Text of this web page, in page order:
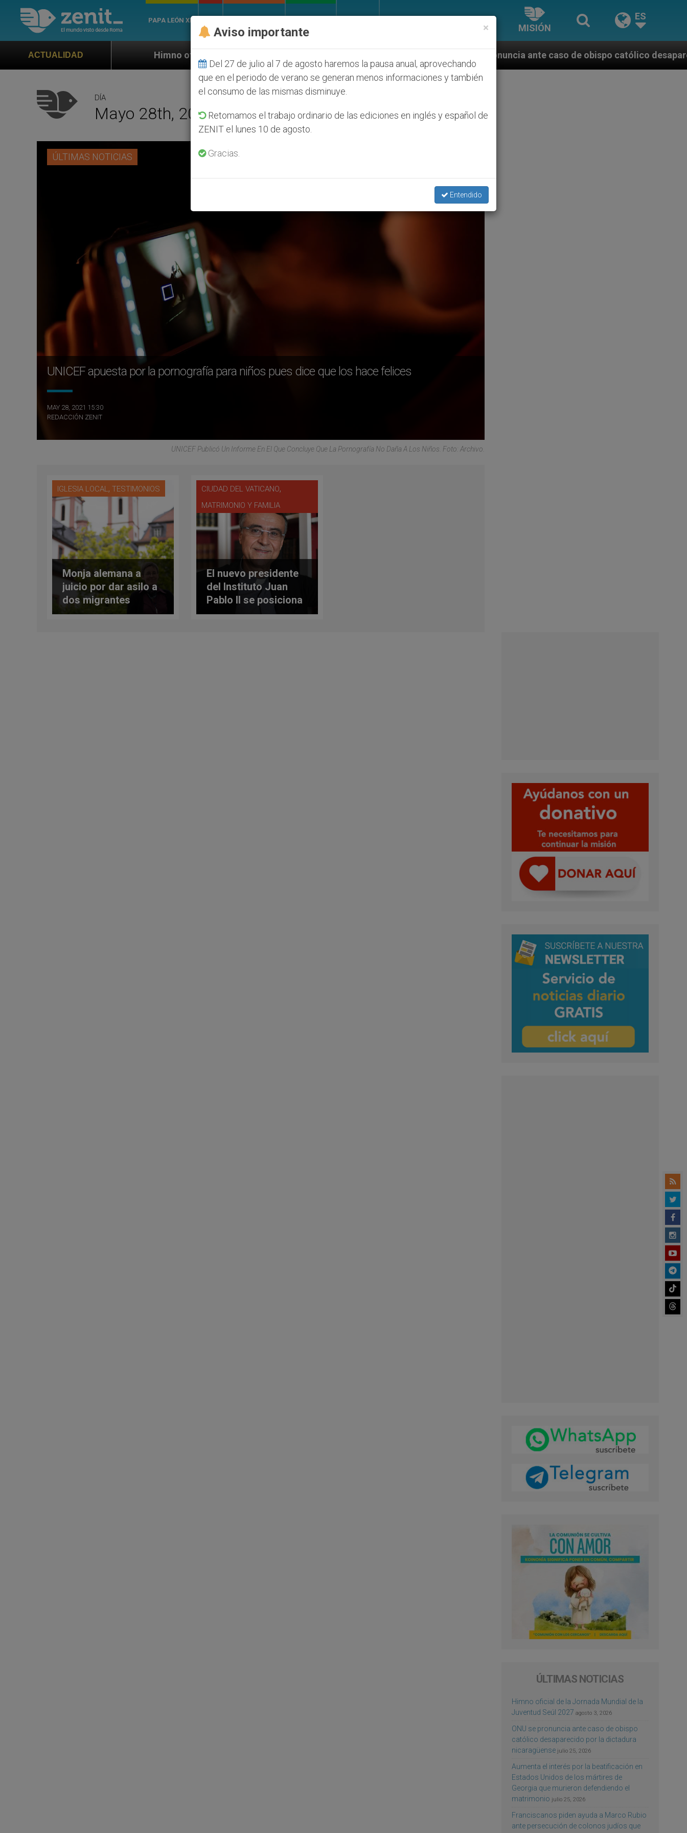
PAPA LEÓN XIV
MISIÓN
ES
ACTUALIDADHimno oficial de la Jornada Mundial de la Juventud Seúl 2027 ONU se pronuncia ante caso de obispo católico desaparecido por la
DÍA
Mayo 28th, 2021
ÚLTIMAS NOTICIAS
UNICEF apuesta por la pornografía para niños pues dice que los hace felices
MAY 28, 2021 15:30
REDACCIÓN ZENIT
UNICEF Publicó Un Informe En El Que Concluye Que La Pornografía No Daña A Los Niños. Foto: Archivo.
IGLESIA LOCAL, TESTIMONIOS
Monja alemana a
juicio por dar asilo a
dos migrantes
ilegales
CIUDAD DEL VATICANO,
MATRIMONIO Y FAMILIA
El nuevo presidente
del Instituto Juan
Pablo II se posiciona
(¿a favor?) de la
ÚLTIMAS NOTICIAS
Himno oficial de la Jornada Mundial de la
Juventud Seúl 2027 agosto 3, 2026
ONU se pronuncia ante caso de obispo
católico desaparecido por la dictadura
nicaragüense julio 25, 2026
Aumenta el interés por la beatificación en
Estados Unidos de los mártires de
Georgia que murieron defendiendo el
matrimonio julio 25, 2026
Franciscanos piden ayuda a Marco Rubio
ante persecución de colonos judíos que
×
Aviso importante
Del 27 de julio al 7 de agosto haremos la pausa anual, aprovechando
que en el periodo de verano se generan menos informaciones y también
el consumo de las mismas disminuye.
Retomamos el trabajo ordinario de las ediciones en inglés y español de
ZENIT el lunes 10 de agosto.
Gracias.
Entendido